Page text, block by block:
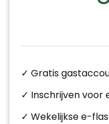
✓ Gratis
✓ Inschrijven voor
✓ Wekelijkse e-